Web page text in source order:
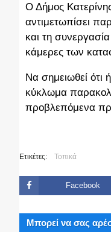
Ο Δήμος
αντιμετωπίσει
και τη
κάμερες των
Να σημειωθεί ότι
κύκλωμα
προβλεπόμενα
Ετικέτες: Τοπικά
Facebook
Μπορεί να σας